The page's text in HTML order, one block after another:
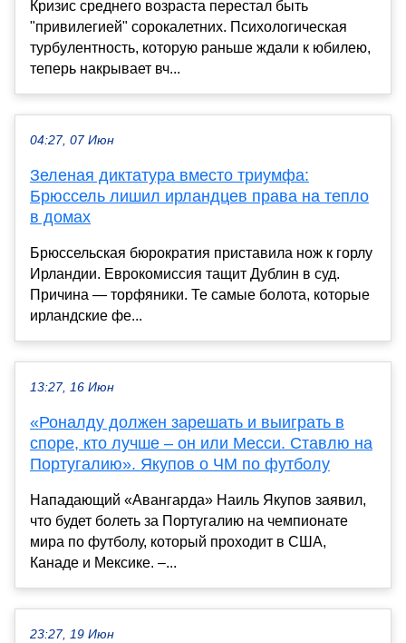
Кризис среднего возраста перестал быть
"привилегией" сорокалетних. Психологическая
турбулентность, которую раньше ждали к юбилею,
теперь накрывает вч...
04:27, 07 Июн
Зеленая диктатура вместо триумфа:
Брюссель лишил ирландцев права на тепло
в домах
Брюссельская бюрократия приставила нож к горлу
Ирландии. Еврокомиссия тащит Дублин в суд.
Причина — торфяники. Те самые болота, которые
ирландские фе...
13:27, 16 Июн
«Роналду должен зарешать и выиграть в
споре, кто лучше – он или Месси. Ставлю на
Португалию». Якупов о ЧМ по футболу
Нападающий «Авангарда» Наиль Якупов заявил,
что будет болеть за Португалию на чемпионате
мира по футболу, который проходит в США,
Канаде и Мексике. –...
23:27, 19 Июн